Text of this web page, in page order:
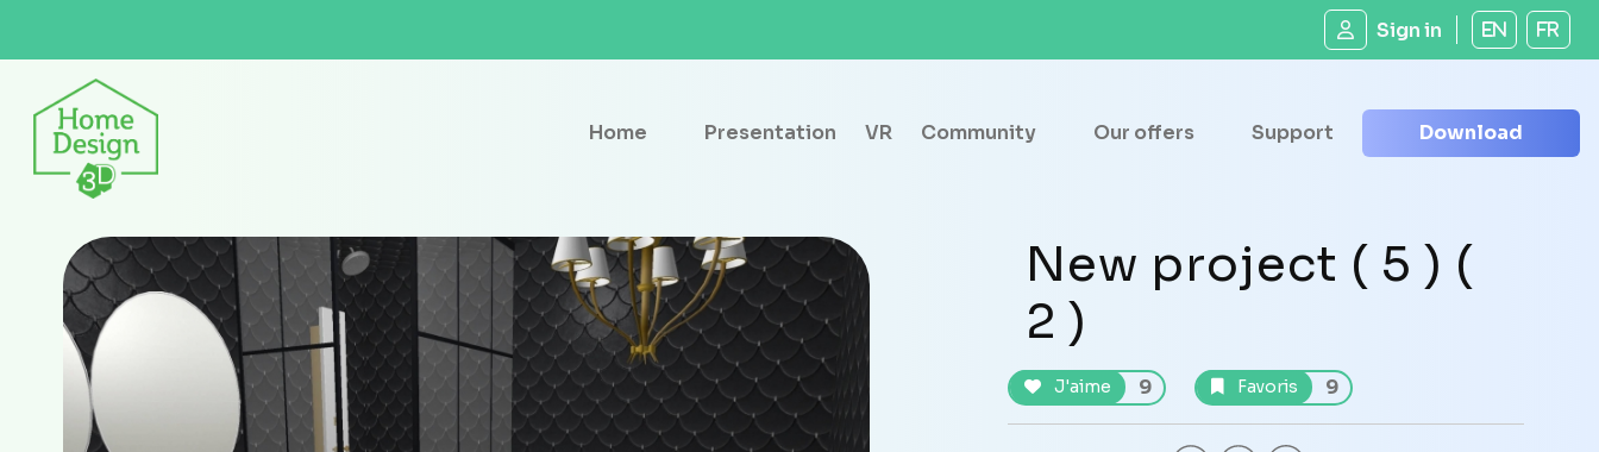
Sign in EN FR
Home Presentation VR Community Our offers Support Download
New project ( 5 ) (
2 )
J'aime 9 Favoris 9